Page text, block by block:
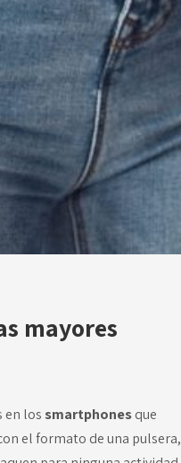
mayores
en los smartphonesque
el formato de una pulsera,